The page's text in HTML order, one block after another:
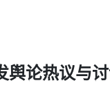
舆论热议与